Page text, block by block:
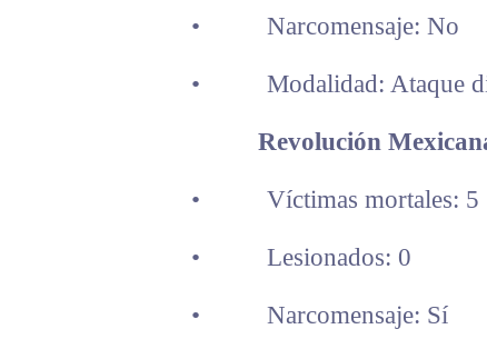
• Narcomensaje: No
• Modalidad: Ataque
Revolución
• Víctimas mortales: 5
• Lesionados: 0
• Narcomensaje: Sí